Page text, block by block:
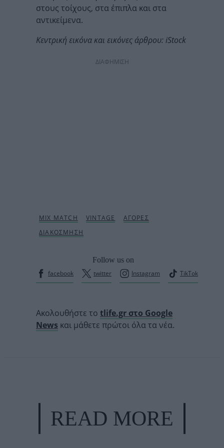
στους τοίχους, στα έπιπλα και στα
αντικείμενα.
Κεντρική εικόνα και εικόνες άρθρου: iStock
ΔΙΑΦΗΜΙΣΗ
Follow us on
facebook
twitter Instagram TikTok
Ακολουθήστε το tlife.gr στο Google
News και μάθετε πρώτοι όλα τα νέα.
READ MORE